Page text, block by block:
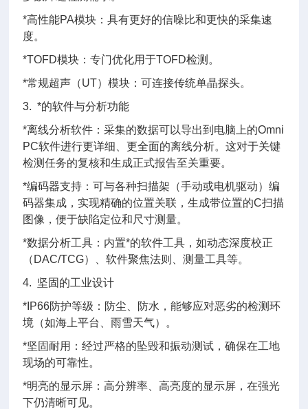
*高性能PA模块：具有更好的信噪比和更快的采集速
度。
*TOFD模块：专门优化用于TOFD检测。
*常规超声（UT）模块：可连接传统单晶探头。
3. *的软件与分析功能
*离线分析软件：采集的数据可以导出到电脑上的Omni
PC软件进行更详细、更全面的离线分析。这对于关键
检测任务的复核和生成正式报告至关重要。
*编码器支持：可与各种扫描架（手动或电机驱动）编
码器集成，实现精确的位置关联，生成带位置的C扫描
图像，便于缺陷定位和尺寸测量。
*数据分析工具：内置*的软件工具，如动态深度校正
（DAC/TCG）、软件聚焦法则、测量工具等。
4. 坚固的工业设计
*IP66防护等级：防尘、防水，能够应对恶劣的检测环
境（如海上平台、雨雪天气）。
*坚固耐用：经过严格的坠毁和振动测试，确保在工地
现场的可靠性。
*明亮的显示屏：高分辨率、高亮度的显示屏，在强光
下仍清晰可见。